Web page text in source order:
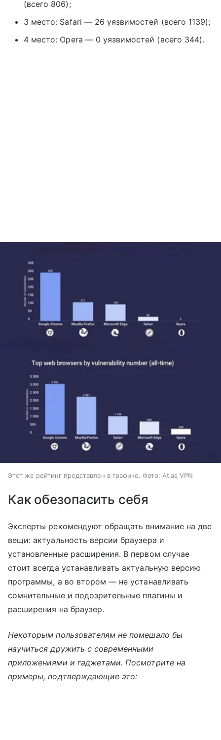
(всего 806);
3 место: Safari — 26 уязвимостей (всего 1139);
4 место: Opera — 0 уязвимостей (всего 344).
Этот же рейтинг представлен в графике. Фото: Atlas VPN
Как обезопасить себя
Эксперты рекомендуют обращать внимание на две
вещи: актуальность версии браузера и
установленные расширения. В первом случае
стоит всегда устанавливать актуальную версию
программы, а во втором — не устанавливать
сомнительные и подозрительные плагины и
расширения на браузер.
Некоторым пользователям не помешало бы
научиться дружить с современными
приложениями и гаджетами. Посмотрите на
примеры, подтверждающие это: